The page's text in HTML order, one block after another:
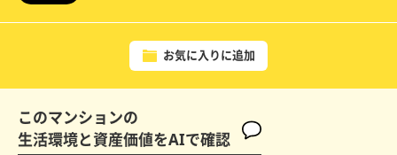
お気に入りに追加
このマンションの
生活環境と資産価値をAIで確認